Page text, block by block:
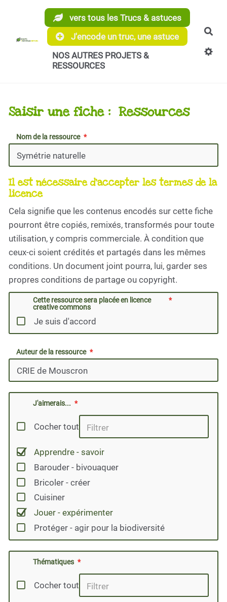
Aller au contenu principal
vers tous les Trucs & astuces
J'encode un truc, une astuce
NOS AUTRES PROJETS &
RESSOURCES
Saisir une fiche : Ressources
Nom de la ressource
Il est nécessaire d'accepter les termes de la
licence
Cela signifie que les contenus encodés sur cette fiche
pourront être copiés, remixés, transformés pour toute
utilisation, y compris commerciale. À condition que
ceux-ci soient crédités et partagés dans les mêmes
conditions. Un document joint pourra, lui, garder ses
propres conditions de partage ou copyright.
Cette ressource sera placée en licence
creative commons
Je suis d'accord
Auteur de la ressource
J'aimerais...
Cocher tout
Apprendre - savoir
Barouder - bivouaquer
Bricoler - créer
Cuisiner
Jouer - expérimenter
Protéger - agir pour la biodiversité
Thématiques
Cocher tout